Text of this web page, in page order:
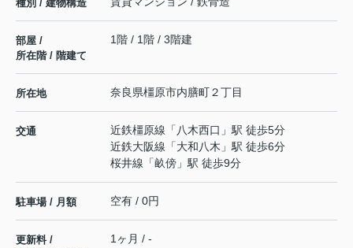
種別 / 建物構造
部屋 /
所在階 / 階建て
1階 / 1階 / 3階建
所在地 奈良県橿原市内膳町２丁目
交通 近鉄橿原線 「 八木西口 」駅 徒歩5分
近鉄大阪線 「大和八木 」駅 徒歩6分
桜井線 「畝傍 」駅 徒歩9分
駐車場 / 月額 空有 / 0円
更新料 /
1ヶ月 / -